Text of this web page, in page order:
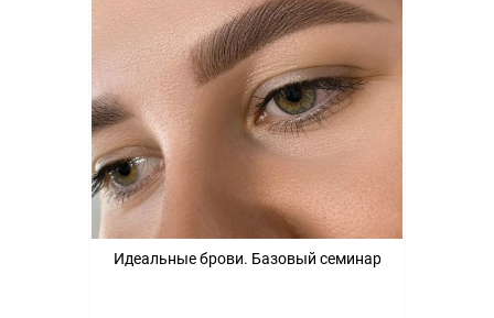
Идеальные брови. Базовый семинар